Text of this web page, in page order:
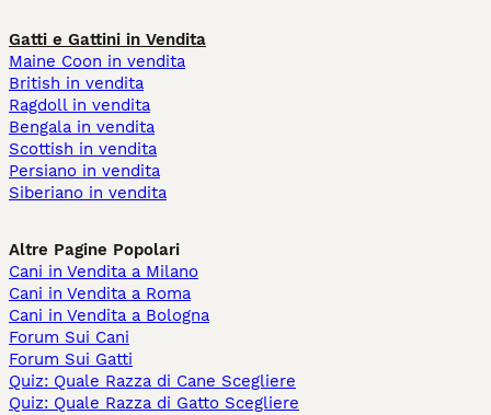
Gatti e Gattini in Vendita
Maine Coon in vendita
British in vendita
Ragdoll in vendita
Bengala in vendita
Scottish in vendita
Persiano in vendita
Siberiano in vendita
Altre Pagine Popolari
Cani in Vendita a Milano
Cani in Vendita a Roma
Cani in Vendita a Bologna
Forum Sui Cani
Forum Sui Gatti
Quiz: Quale Razza di Cane Scegliere
Quiz: Quale Razza di Gatto Scegliere